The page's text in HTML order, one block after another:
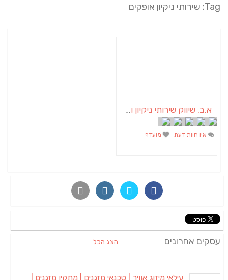
Tag: שירותי ניקיון אופקים
א.ב. שיווק שירותי ניקיון ותחזוקה
אין חוות דעת מועדף
עסקים אחרונים הצג הכל
עילאי מיזוג אוויר | טכנאי מזגנים | מתקין מזגנים |